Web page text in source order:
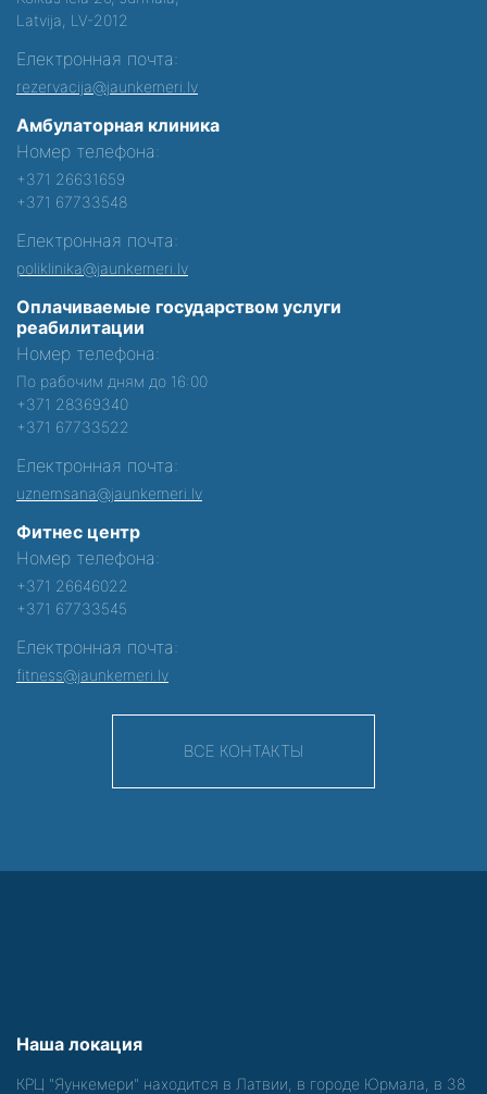
Latvija, LV-2012
Електронная почта:
rezervacija@jaunkemeri.lv
Амбулаторная клиника
Номер телефона:
+371 26631659
+371 67733548
Електронная почта:
poliklinika@jaunkemeri.lv
Оплачиваемые государством услуги
реабилитации
Номер телефона:
По рабочим дням до 16:00
+371 28369340
+371 67733522
Електронная почта:
uznemsana@jaunkemeri.lv
Фитнес центр
Номер телефона:
+371 26646022
+371 67733545
Електронная почта:
fitness@jaunkemeri.lv
ВСЕ КОНТАКТЫ
Наша локация
КРЦ "Яункемери" находится в Латвии, в городе Юрмала, в 38